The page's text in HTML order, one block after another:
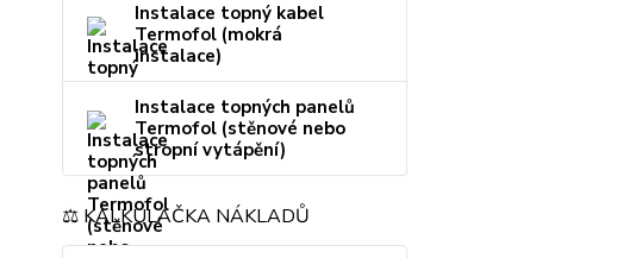
Instalace topný kabel
Termofol (mokrá
instalace)
Instalace topných panelů
Termofol (stěnové nebo
stropní vytápění)
⚖️ KALKULAČKA NÁKLADŮ